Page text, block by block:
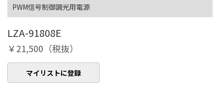
PWM信号制御調光用電源
LZA-91808E
￥21,500（税抜）
マイリストに登録